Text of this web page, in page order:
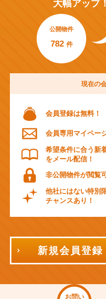
大幅アップ！
公開物件
782 件
現在の
会員登録は無料！
会員専用マイペー
希望条件に合う新
をメール配信！
非公開物件が閲覧
他社にはない特別
チャンスあり！
新規会員登録
お問い